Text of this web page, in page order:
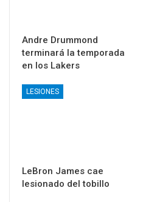
Andre Drummond
terminará la temporada
en los Lakers
LESIONES
LeBron James cae
lesionado del tobillo